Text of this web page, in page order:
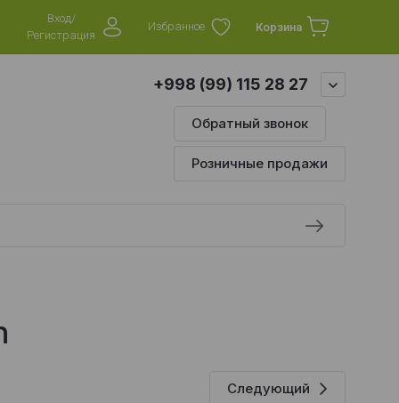
Вход/
Регистрация
Избранное Корзина
+998 (99) 115 28 27
Обратный звонок
Розничные продажи
Следующий